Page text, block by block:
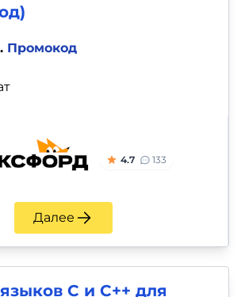
Промокод
4.7 133
Далее
С и С++ для